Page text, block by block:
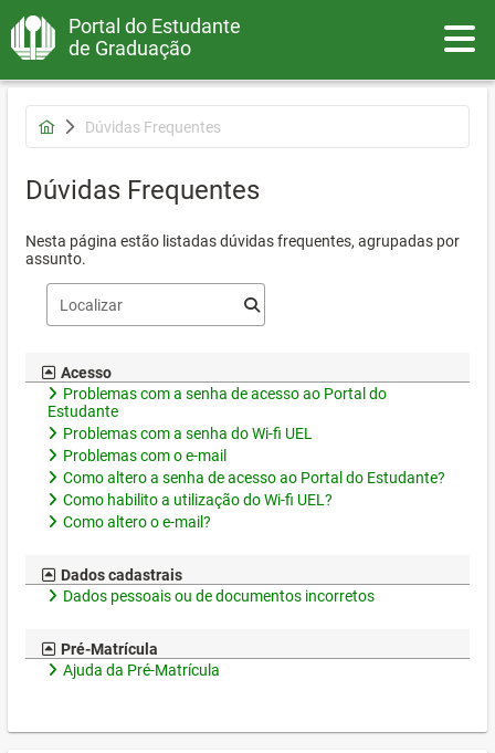
Portal do Estudante
de Graduação
Dúvidas Frequentes
Dúvidas Frequentes
Nesta página estão listadas dúvidas frequentes, agrupadas por
assunto.
Acesso
Problemas com a senha de acesso ao Portal do
Estudante
Problemas com a senha do Wi-fi UEL
Problemas com o e-mail
Como altero a senha de acesso ao Portal do Estudante?
Como habilito a utilização do Wi-fi UEL?
Como altero o e-mail?
Dados cadastrais
Dados pessoais ou de documentos incorretos
Pré-Matrícula
Ajuda da Pré-Matrícula